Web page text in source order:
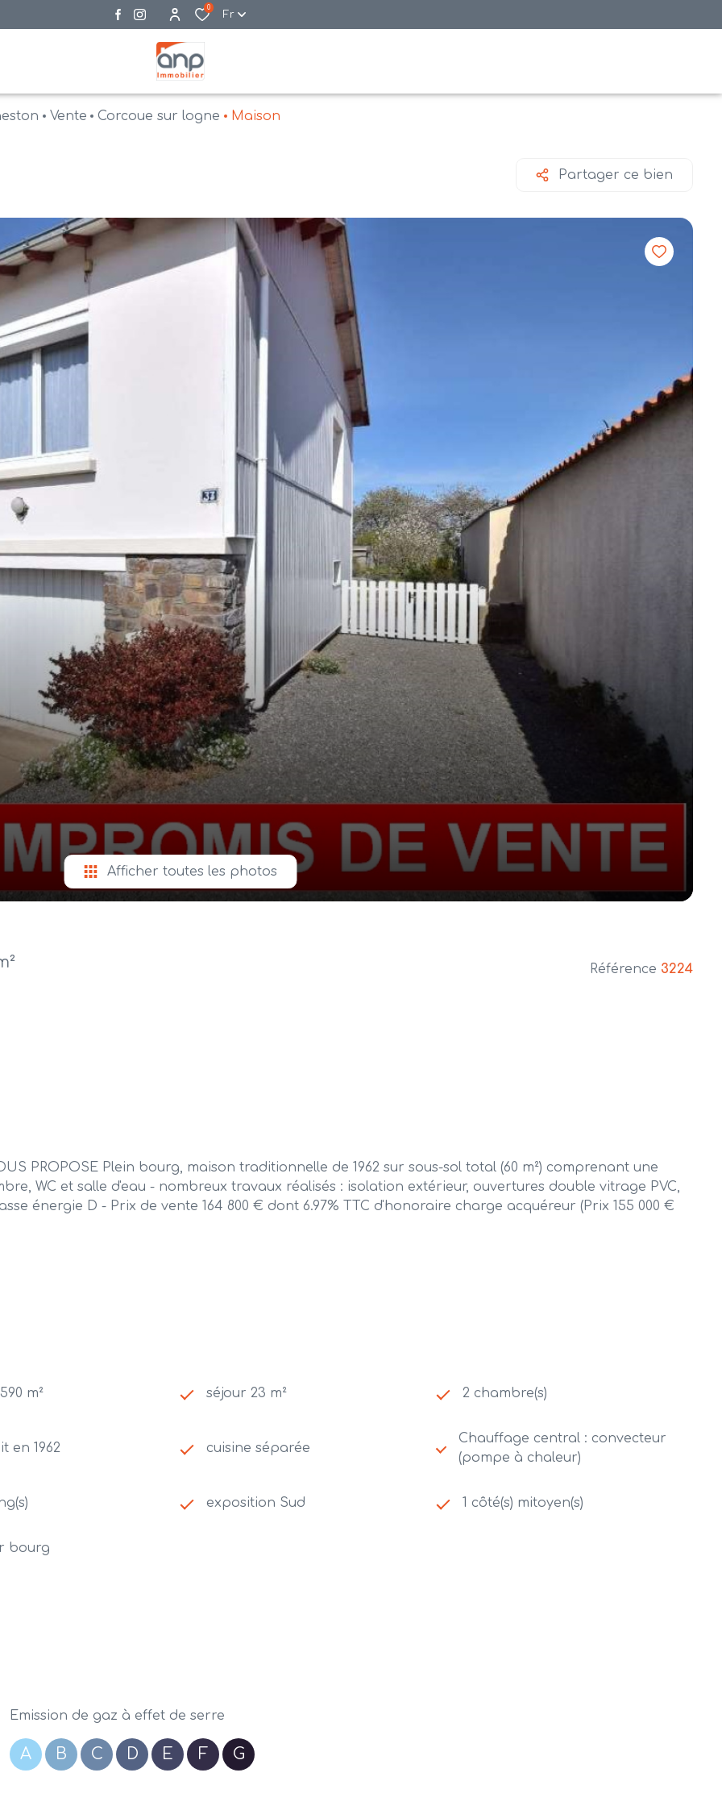
0
Fr
Vente Corcoue sur logne Maison
Partager ce bien
Afficher toutes les photos
Référence 3224
PROPOSE Plein bourg, maison traditionnelle de 1962 sur sous-sol total (60 m²) comprenant une
WC et salle d'eau - nombreux travaux réalisés : isolation extérieur, ouvertures double vitrage PVC,
énergie D - Prix de vente 164 800 € dont 6.97% TTC d'honoraire charge acquéreur (Prix 155 000 €
m² séjour 23 m² 2 chambre(s)
en 1962 cuisine séparée
Chauffage central : convecteur
(pompe à chaleur)
exposition Sud 1 côté(s) mitoyen(s)
bourg
Emission de gaz à effet de serre
A B C D E F G